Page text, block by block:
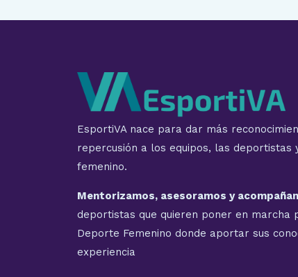
EsportiVA nace para dar más
repercusión a los equipos, las deportistas
femenino.
Mentorizamos, asesoramos y
deportistas que quieren poner en marcha
Deporte Femenino donde aportar sus
experiencia